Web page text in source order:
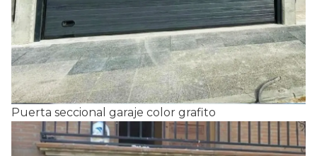
Puerta seccional garaje color grafito